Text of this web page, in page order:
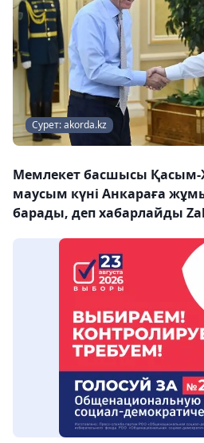
Сурет: akorda.kz
Мемлекет басшысы Қасым-
маусым күні Анкараға
барады, деп хабарлайды